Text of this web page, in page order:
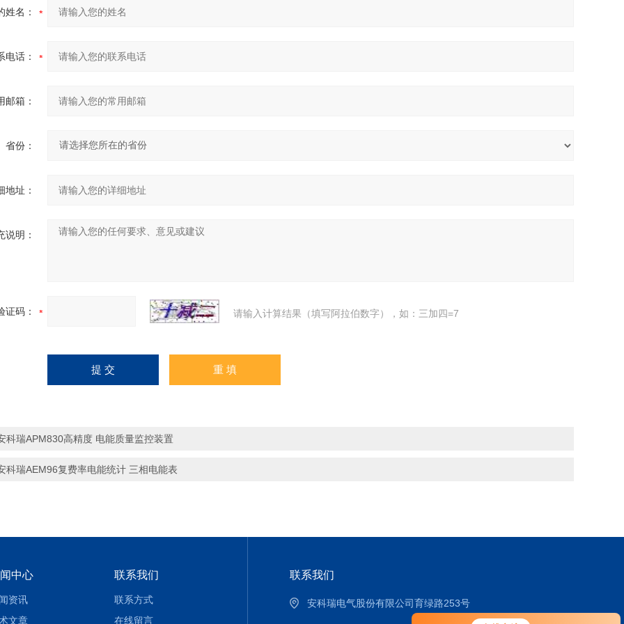
姓名：
电话：
邮箱：
省份：
地址：
说明：
证码： 请输入计算结果（填写阿拉伯数字），如：三加四=7
科瑞APM830高精度 电能质量监控装置
科瑞AEM96复费率电能统计 三相电能表
中心
资讯
文章
联系我们
联系方式
在线留言
联系我们
安科瑞电气股份有限公司育绿路253号